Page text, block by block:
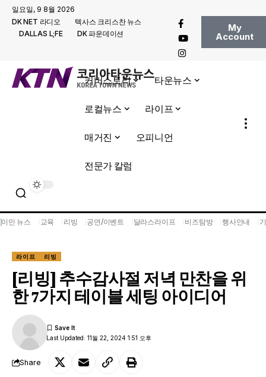
일요일, 9 8월 2026
DK NET 라디오
텍사스 크리스찬 뉴스
DALLAS L;FE
DK 파운데이션
My
Account
커버스토리 타운뉴스
로컬뉴스 라이프
매거진 오피니언
전문가 칼럼
이민 뉴스 교육 리빙 공연/이벤트 달라스라이프 비즈탐방 행사안내
라이프 리빙
[리빙] 추수감사절 저녁 만찬을 위
한 7가지 테이블 세팅 아이디어
Last Updated: 11월 22, 2024 1:51 오후
Share